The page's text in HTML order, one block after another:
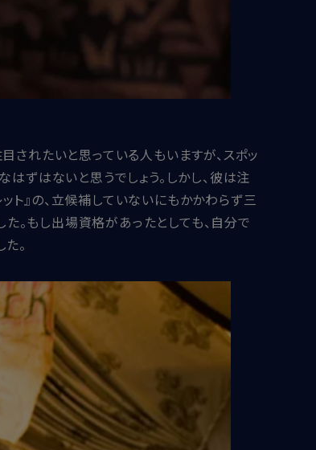
されたいと思っている人もいますが、スポッ
はずはないと思うでしょう。しかし、彼は注
ト』の、立候補していないにもかかわらず三
。もし出場資格があったとしても、自分で
。